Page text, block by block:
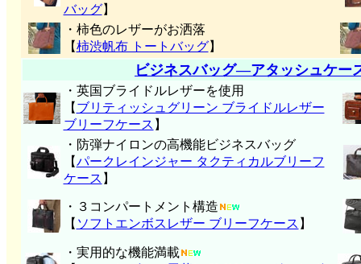
バッグ】
・柿色のレザーがお洒落
【柿渋帆布 トートバッグ】
ビジネスバッグ―アタッシュケー
・英国ブライドルレザーを使用
【 ブリティッシュグリーン ブライドルレザー
ブリーフケース 】
・防弾ナイロンの高機能ビジネスバッグ
【パークレインジャー タクティカルブリーフ
ケース 】
・３コンパートメント構造
【 ソフトエンボスレザー ブリーフケース 】
・実用的な機能満載